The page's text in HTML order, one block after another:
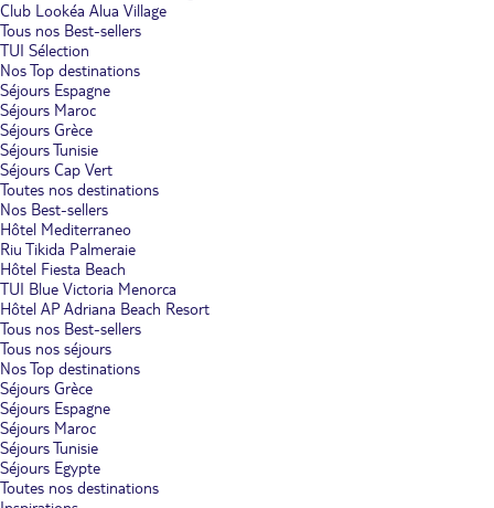
Club Lookéa Alua Village
Tous nos Best-sellers
TUI Sélection
Nos Top destinations
Séjours Espagne
Séjours Maroc
Séjours Grèce
Séjours Tunisie
Séjours Cap Vert
Toutes nos destinations
Nos Best-sellers
Hôtel Mediterraneo
Riu Tikida Palmeraie
Hôtel Fiesta Beach
TUI Blue Victoria Menorca
Hôtel AP Adriana Beach Resort
Tous nos Best-sellers
Tous nos séjours
Nos Top destinations
Séjours Grèce
Séjours Espagne
Séjours Maroc
Séjours Tunisie
Séjours Egypte
Toutes nos destinations